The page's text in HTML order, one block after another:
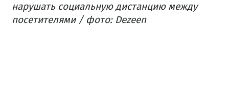
нарушать социальную дистанцию между
посетителями / фото: Dezeen